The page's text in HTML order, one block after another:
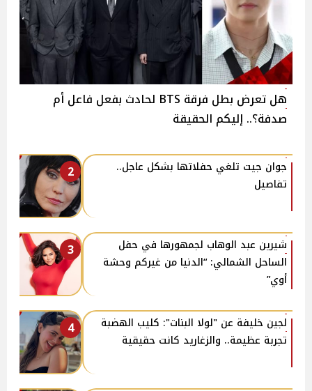
هل تعرض بطل فرقة BTS لحادث بفعل فاعل أم
صدفة؟.. إليكم الحقيقة
2
جوان جيت تلغي حفلاتها بشكل عاجل..
تفاصيل
3
شيرين عبد الوهاب لجمهورها في حفل
الساحل الشمالي: “الدنيا من غيركم وحشة
أوي”
4
لجين خليفة عن "لولا البنات": كليب الهضبة
تجربة عظيمة.. والزغاريد كانت حقيقية